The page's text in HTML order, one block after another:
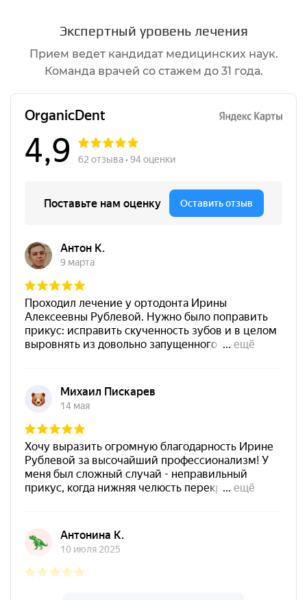
Экспертный уровень лечения
Прием ведет кандидат медицинских наук.
Команда врачей со стажем до 31 года.